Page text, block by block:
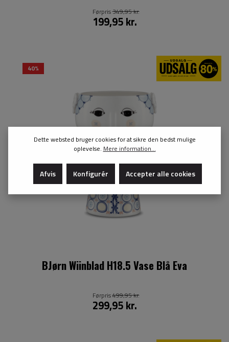
199,95 kr.
Førpris349,95 kr.
40%
BJørn Wiinblad H18.5 Vase Blå Eva
299,95 kr.
Førpris499,95 kr.
Dette websted bruger cookies for at sikre den bedst mulige
oplevelse. Mere information...
Afvis Konfigurér Accepter alle cookies